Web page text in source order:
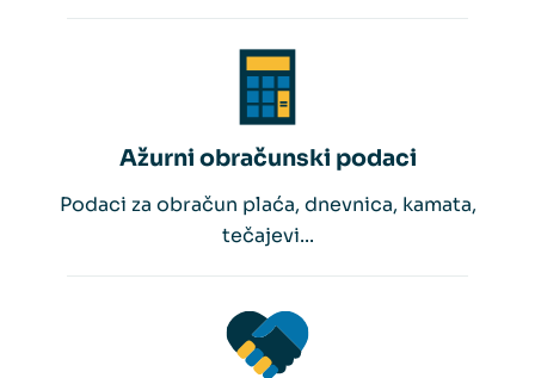
Ažurni obračunski podaci
Podaci za obračun plaća, dnevnica, kamata,
tečajevi...